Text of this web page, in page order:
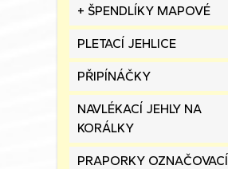
+ ŠPENDLÍKY MAPOVÉ
PLETACÍ JEHLICE
PŘIPÍNÁČKY
NAVLÉKACÍ JEHLY NA
KORÁLKY
PRAPORKY OZNAČOVACÍ